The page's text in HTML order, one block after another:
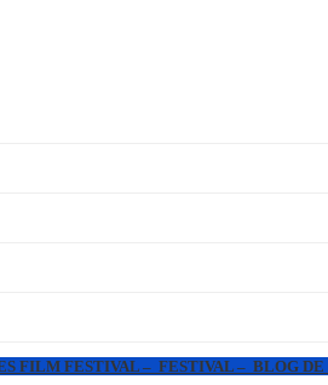
FILM FESTIVAL – FESTIVAL – BLOG